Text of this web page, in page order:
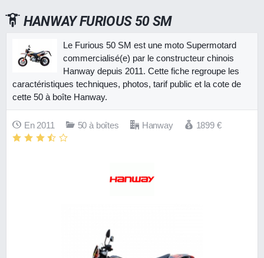
HANWAY FURIOUS 50 SM
Le Furious 50 SM est une moto Supermotard
commercialisé(e) par le constructeur chinois
Hanway depuis 2011. Cette fiche regroupe les
caractéristiques techniques, photos, tarif public et la cote de
cette 50 à boîte Hanway.
En 2011 50 à boîtes Hanway 1899 €